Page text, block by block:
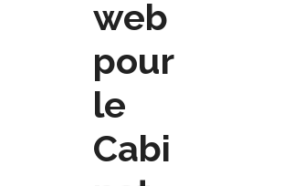
web
pour
le
Cabi